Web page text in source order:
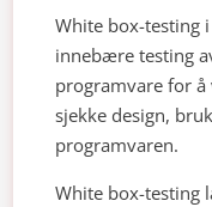
White box-testing
innebære testing
programvare for
sjekke design,
programvaren.
White box-testing